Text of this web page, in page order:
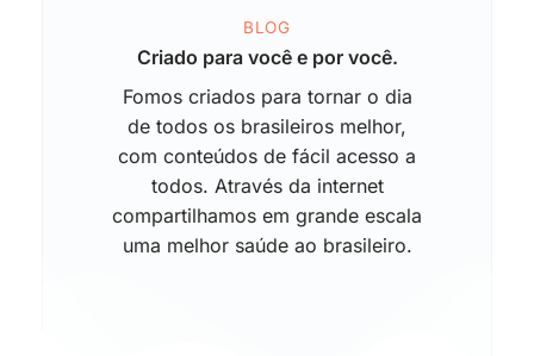
BLOG
Criado para você e por você.
Fomos criados para tornar o dia
de todos os brasileiros melhor,
com conteúdos de fácil acesso a
todos. Através da internet
compartilhamos em grande escala
uma melhor saúde ao brasileiro.